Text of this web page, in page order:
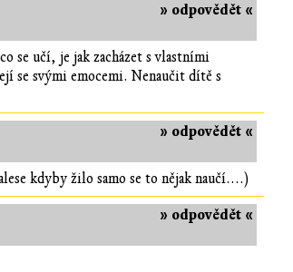
» odpovědět «
se učí, je jak zacházet s vlastními
se svými emocemi. Nenaučit dítě s
» odpovědět «
kdyby žilo samo se to nějak naučí....)
» odpovědět «